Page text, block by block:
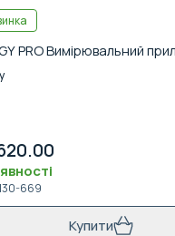
PRO Вимірювальний
669
Купити